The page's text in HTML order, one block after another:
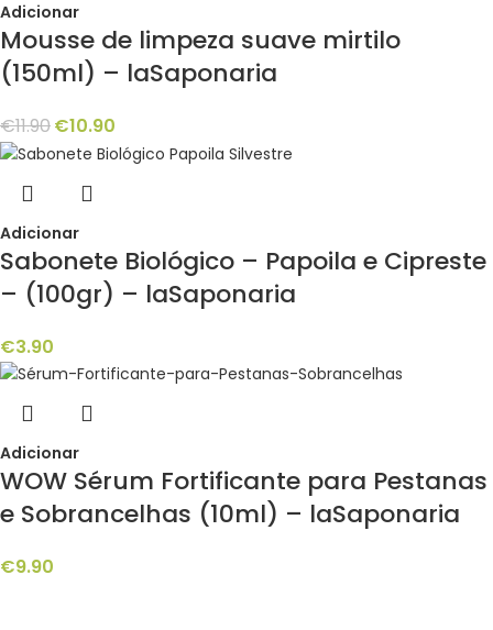
Adicionar
Mousse de limpeza suave mirtilo
(150ml) – laSaponaria
€11.90€10.90
Adicionar
Sabonete Biológico – Papoila e Cipreste
– (100gr) – laSaponaria
€3.90
Adicionar
WOW Sérum Fortificante para Pestanas
e Sobrancelhas (10ml) – laSaponaria
€9.90